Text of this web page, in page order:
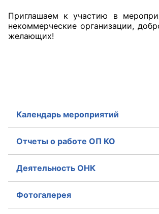
Приглашаем к участию в
некоммерческие организации,
желающих!
Календарь мероприятий
Отчеты о работе ОП КО
Деятельность ОНК
Фотогалерея